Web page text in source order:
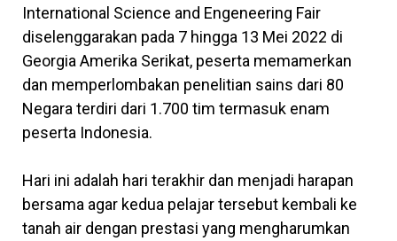
International Science and Engeneering Fair
diselenggarakan pada 7 hingga 13 Mei 2022 di
Georgia Amerika Serikat, peserta memamerkan
dan memperlombakan penelitian sains dari 80
Negara terdiri dari 1.700 tim termasuk enam
peserta Indonesia.
Hari ini adalah hari terakhir dan menjadi harapan
bersama agar kedua pelajar tersebut kembali ke
tanah air dengan prestasi yang mengharumkan